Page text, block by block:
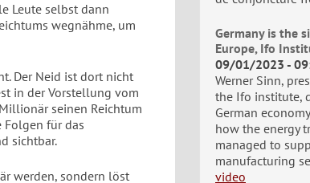
Leute selbst dann
wegnähme, um
Der Neid ist dort nicht
in der Vorstellung vom
seinen Reichtum
Folgen für das
sichtbar.
werden, sondern löst
Germany is the
Europe, Ifo
09/01/2023 -
Werner Sinn,
the Ifo institute,
German
how the energy
managed to
manufacturing
video